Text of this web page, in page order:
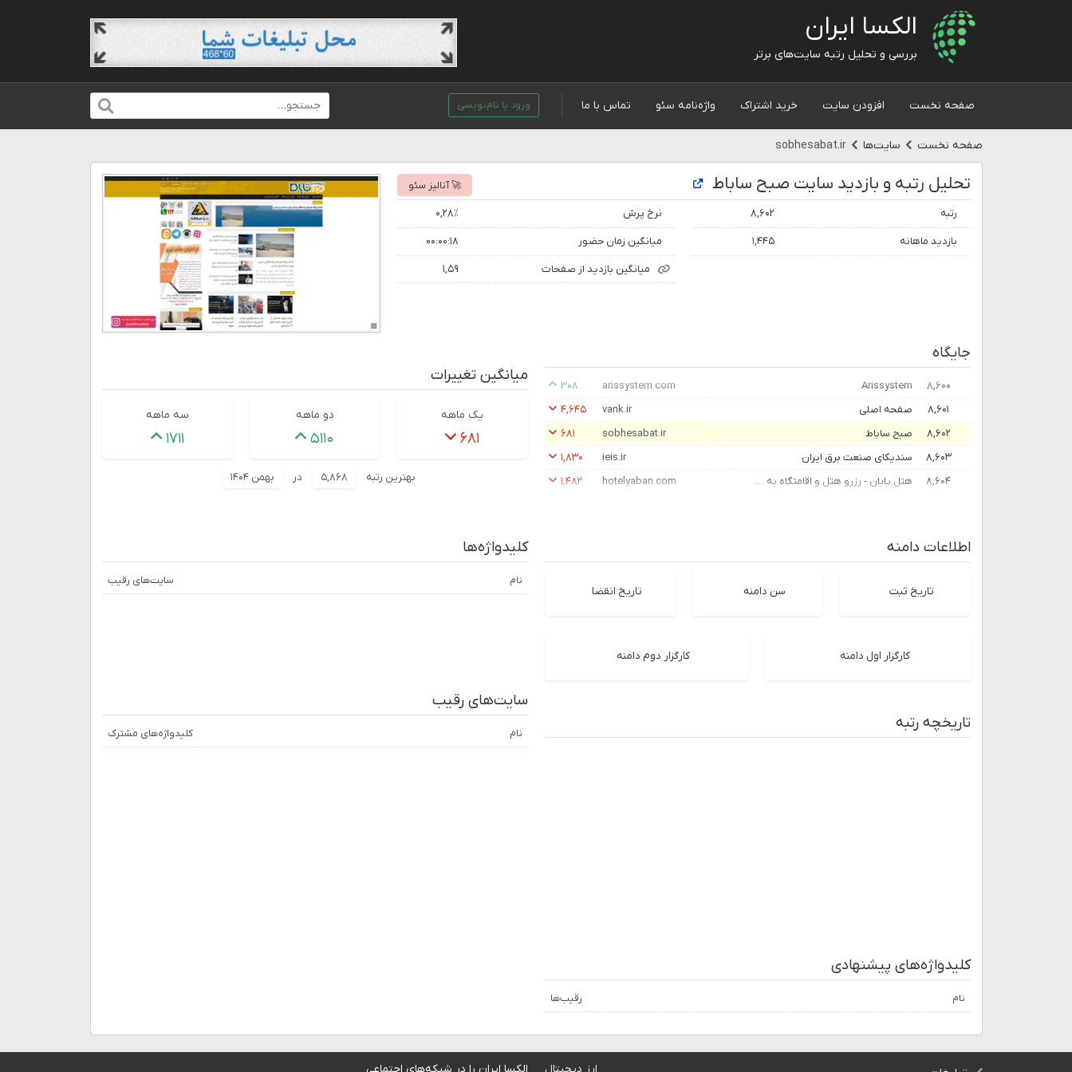
الکسا ایران
بررسی و تحلیل رتبه سایت‌های برتر
صفحه نخست افزودن سایت خرید اشتراک واژه‌نامه سئو تماس با ما ورود یا نام‌نویسی
صفحه نخست سایت‌ها sobhesabat.ir
تحلیل رتبه و بازدید سایت صبح ساباط 🚀 آنالیز سئو
رتبه ۸,۶۰۲
بازدید ماهانه ۱,۴۴۵
نرخ پرش ۰,۲۸٪
میانگین زمان حضور ۰۰:۰۰:۱۸
میانگین بازدید از صفحات ۱,۵۹
جایگاه
۸,۶۰۰ Arissystem
arissystem.com
۳۰۸
۸,۶۰۱
صفحه اصلی vank.ir
۴,۶۴۵
۸,۶۰۲
صبح ساباط sobhesabat.ir
۶۸۱
۸,۶۰۳
سندیکای صنعت برق ایران ieis.ir
۱,۸۳۰
۸,۶۰۴
هتل یابان - رزرو هتل و اقامتگاه به صورت آنلاین و تلفنی hotelyaban.com ۱,۴۸۲
میانگین تغییرات
یک ماهه
۶۸۱
دو ماهه
۵۱۱۰
سه ماهه
۱۷۱۱
بهترین رتبه ۵,۸۶۸ در بهمن ۱۴۰۴
اطلاعات دامنه
تاریخ ثبت سن دامنه تاریخ انقضا
کارگزار اول دامنه کارگزار دوم دامنه
کلیدواژه‌ها
نام سایت‌های رقیب
تاریخچه رتبه
سایت‌های رقیب
نام کلیدواژه‌های مشترک
کلیدواژه‌های پیشنهادی
نام رقیب‌ها
ارز دیجیتال الکسا ایران را در شبکه‌های اجتماعی